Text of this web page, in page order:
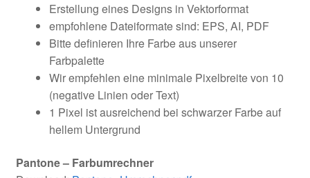
Erstellung eines Designs in Vektorformat
empfohlene Dateiformate sind: EPS, AI, PDF
Bitte definieren Ihre Farbe aus unserer
Farbpalette
Wir empfehlen eine minimale Pixelbreite von 10
(negative Linien oder Text)
1 Pixel ist ausreichend bei schwarzer Farbe auf
hellem Untergrund
Pantone – Farbumrechner